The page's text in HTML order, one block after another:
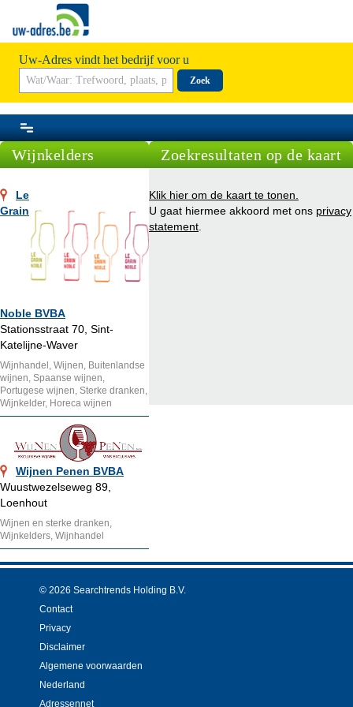
Uw-Adres vindt het bedrijf voor u
Zoek
Wijnkelders
Le
Grain
Noble BVBA
Stationsstraat 70, Sint-
Katelijne-Waver
Wijnhandel, Wijnen, Buitenlandse
wijnen, Spaanse wijnen,
Portugese wijnen, Sterke dranken,
Wijnkelder, Horeca wijnen
Wijnen Penen BVBA
Wuustwezelseweg 89,
Loenhout
Wijnen en sterke dranken,
Wijnkelders, Wijnhandel
Zoekresultaten op de kaart
Klik hier om de kaart te tonen.
U gaat hiermee akkoord met ons privacy
statement
© 2026 Searchtrends Holding B.V.
Contact
Privacy
Disclaimer
Algemene voorwaarden
Nederland
Adressennet